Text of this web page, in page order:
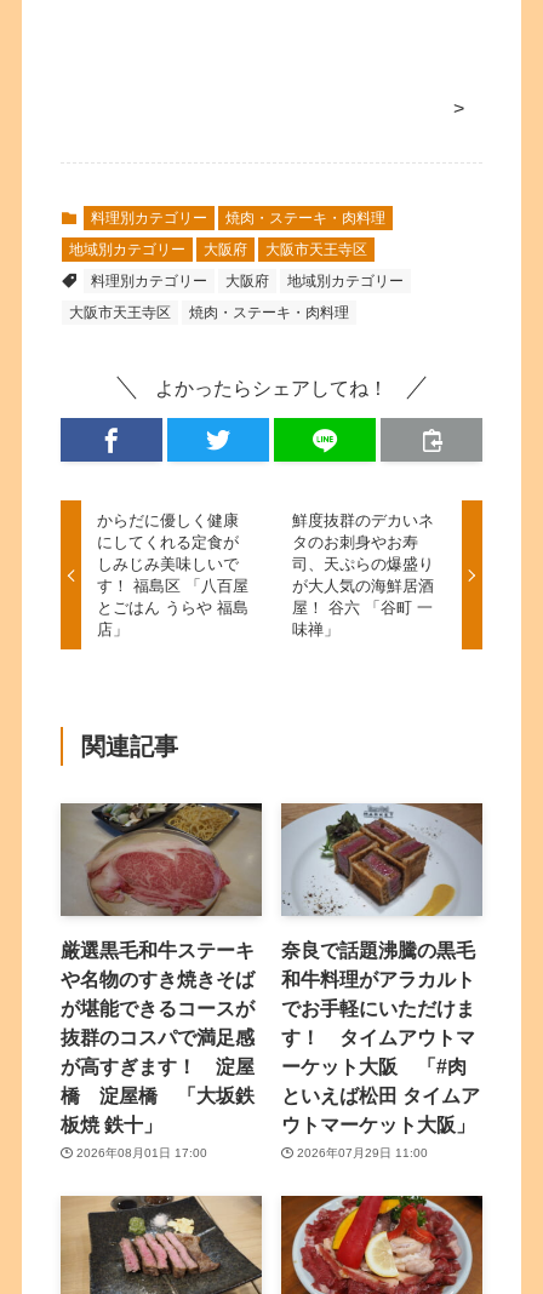
>
料理別カテゴリー
焼肉・ステーキ・肉料理
地域別カテゴリー
大阪府
大阪市天王寺区
料理別カテゴリー
大阪府
地域別カテゴリー
大阪市天王寺区
焼肉・ステーキ・肉料理
よかったらシェアしてね！
からだに優しく健康
にしてくれる定食が
しみじみ美味しいで
す！ 福島区 「八百屋
とごはん うらや 福島
店」
鮮度抜群のデカいネ
タのお刺身やお寿
司、天ぷらの爆盛り
が大人気の海鮮居酒
屋！ 谷六 「谷町 一
味禅」
関連記事
厳選黒毛和牛ステーキ
や名物のすき焼きそば
が堪能できるコースが
抜群のコスパで満足感
が高すぎます！ 淀屋
橋 淀屋橋 「大坂鉄
板焼 鉄十」
2026年08月01日 17:00
奈良で話題沸騰の黒毛
和牛料理がアラカルト
でお手軽にいただけま
す！ タイムアウトマ
ーケット大阪 「#肉
といえば松田 タイムア
ウトマーケット大阪」
2026年07月29日 11:00